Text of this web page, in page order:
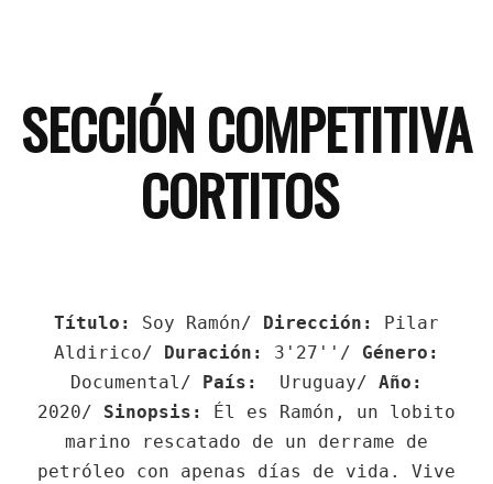
SECCIÓN COMPETITIVA
CORTITOS
Título: Soy Ramón/ Dirección:
Pilar
Aldirico/
Duración: 3'27''/ Género:
Documental/
País: Uruguay/ Año:
2020/ Sinopsis:
Él es Ramón, un lobito
marino rescatado de un derrame de
petróleo con apenas días de vida. Vive